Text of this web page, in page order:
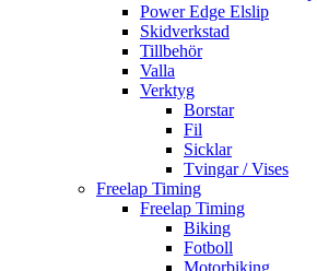
Power Edge Elslip
Skidverkstad
Tillbehör
Valla
Verktyg
Borstar
Fil
Sicklar
Tvingar / Vises
Freelap Timing
Freelap Timing
Biking
Fotboll
Motorbiking